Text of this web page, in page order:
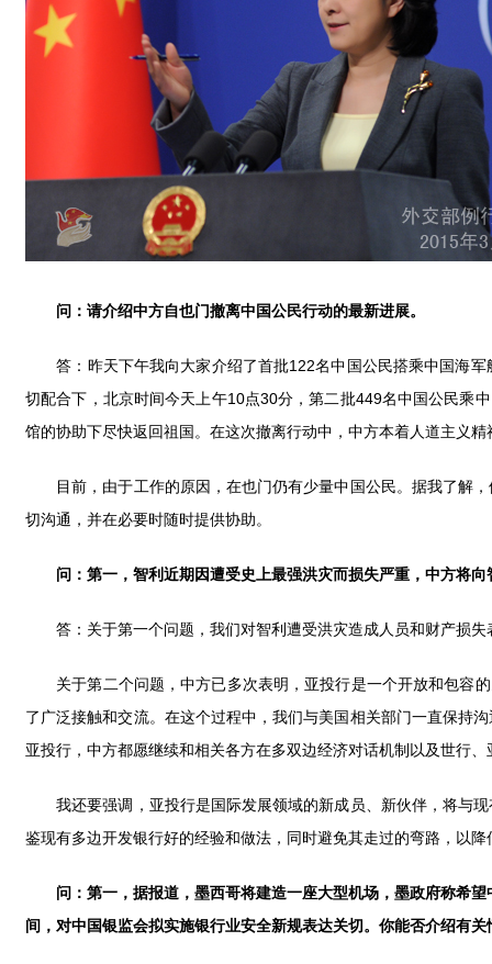
问：请介绍中方自也门撤离中国公民行动的最新进展。
答：昨天下午我向大家介绍了首批122名中国公民搭乘中国海军
切配合下，北京时间今天上午10点30分，第二批449名中国公民乘
馆的协助下尽快返回祖国。在这次撤离行动中，中方本着人道主义
目前，由于工作的原因，在也门仍有少量中国公民。据我了解，
切沟通，并在必要时随时提供协助。
问：第一，智利近期因遭受史上最强洪灾而损失严重，中方将
答：关于第一个问题，我们对智利遭受洪灾造成人员和财产损失
关于第二个问题，中方已多次表明，亚投行是一个开放和包容的
了广泛接触和交流。在这个过程中，我们与美国相关部门一直保持
亚投行，中方都愿继续和相关各方在多双边经济对话机制以及世行
我还要强调，亚投行是国际发展领域的新成员、新伙伴，将与现
鉴现有多边开发银行好的经验和做法，同时避免其走过的弯路，以
问：第一，据报道，墨西哥将建造一座大型机场，墨政府称希
间，对中国银监会拟实施银行业安全新规表达关切。你能否介绍有关